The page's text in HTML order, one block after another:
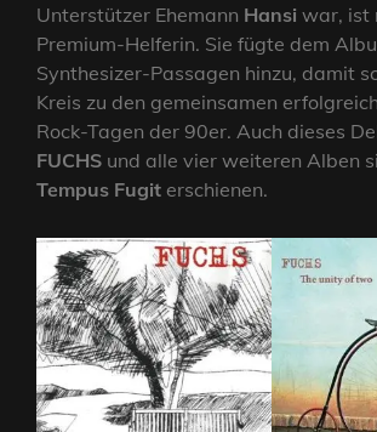
Unterstützer Ehemann Hansi war, ist
Premium-Helferin. Sie fügte dem
Synthesizer-Passagen hinzu, damit
Kreis zu den gemeinsamen
Rock-Tagen der 90er. Auch dieses
FUCHS und alle vier weiteren Alben
Tempus Fugit erschienen.